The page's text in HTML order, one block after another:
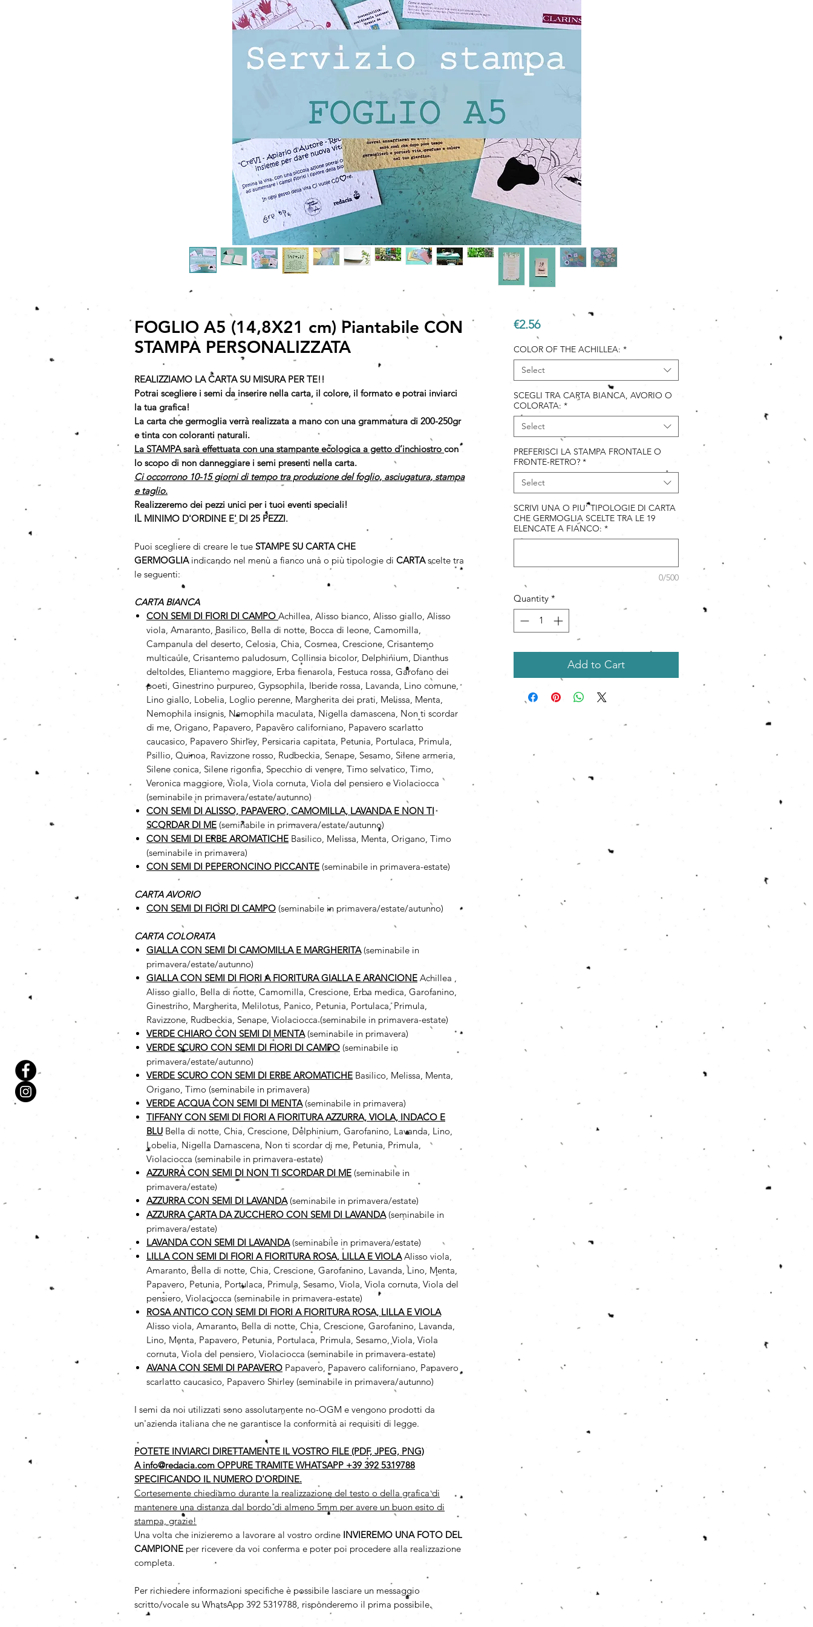
FOGLIO A5 (14,8X21 cm) Piantabile CON
STAMPA PERSONALIZZATA
REALIZZIAMO LA CARTA SU MISURA PER TE!!
Potrai scegliere i semi da inserire nella carta, il colore, il formato e potrai inviarci
la tua grafica!
La carta che germoglia verrà realizzata a mano con una grammatura di 200-250gr
e tinta con coloranti naturali.
La STAMPA sarà effettuata con una stampante ecologica a getto d’inchiostro con
lo scopo di non danneggiare i semi presenti nella carta.
Ci occorrono 10-15 giorni di tempo tra produzione del foglio, asciugatura, stampa
e taglio.
Realizzeremo dei pezzi unici per i tuoi eventi speciali!
IL MINIMO D'ORDINE E' DI 25 PEZZI.
Puoi scegliere di creare le tue STAMPE SU CARTA CHE
GERMOGLIAindicando nel menù a fianco una o più tipologie di CARTAscelte tra
le seguenti:
CARTA BIANCA
CON SEMI DI FIORI DI CAMPO Achillea, Alisso bianco, Alisso giallo, Alisso
viola, Amaranto, Basilico, Bella di notte, Bocca di leone, Camomilla,
Campanula del deserto, Celosia, Chia, Cosmea, Crescione, Crisantemo
multicaule, Crisantemo paludosum, Collinsia bicolor, Delphinium, Dianthus
deltoldes, Eliantemo maggiore, Erba fienarola, Festuca rossa, Garofano dei
poeti, Ginestrino purpureo, Gypsophila, Iberide rossa, Lavanda, Lino comune,
Lino giallo, Lobelia, Loglio perenne, Margherita dei prati, Melissa, Menta,
Nemophila insignis, Nemophila maculata, Nigella damascena, Non ti scordar
di me, Origano, Papavero, Papavero californiano, Papavero scarlatto
caucasico, Papavero Shirley, Persicaria capitata, Petunia, Portulaca, Primula,
Psillio, Quinoa, Ravizzone rosso, Rudbeckia, Senape, Sesamo, Silene armeria,
Silene conica, Silene rigonfia, Specchio di venere, Timo selvatico, Timo,
Veronica maggiore, Viola, Viola cornuta, Viola del pensiero e Violaciocca
(seminabile in primavera/estate/autunno)
CON SEMI DI ALISSO, PAPAVERO, CAMOMILLA, LAVANDA E NON TI
SCORDAR DI ME (seminabile in primavera/estate/autunno)
CON SEMI DI ERBE AROMATICHE Basilico, Melissa, Menta, Origano, Timo
(seminabile in primavera)
CON SEMI DI PEPERONCINO PICCANTE (seminabile in primavera-estate)
CARTA AVORIO
CON SEMI DI FIORI DI CAMPO (seminabile in primavera/estate/autunno)
CARTA COLORATA
GIALLA CON SEMI DI CAMOMILLA E MARGHERITA(seminabile in
primavera/estate/autunno)
GIALLA CON SEMI DI FIORI A FIORITURA GIALLA E ARANCIONE Achillea ,
Alisso giallo, Bella di notte, Camomilla, Crescione, Erba medica, Garofanino,
Ginestrino, Margherita, Melilotus, Panico, Petunia, Portulaca, Primula,
Ravizzone, Rudbeckia, Senape, Violaciocca (seminabile in primavera-estate)
VERDE CHIARO CON SEMI DI MENTA (seminabile in primavera)
VERDE SCURO CON SEMI DI FIORI DI CAMPO (seminabile in
primavera/estate/autunno)
VERDE SCURO CON SEMI DI ERBE AROMATICHE Basilico, Melissa, Menta,
Origano, Timo (seminabile in primavera)
VERDE ACQUA CON SEMI DI MENTA(seminabile in primavera)
TIFFANY CON SEMI DI FIORI A FIORITURA AZZURRA, VIOLA, INDACO E
BLU Bella di notte, Chia, Crescione, Delphinium, Garofanino, Lavanda, Lino,
Lobelia, Nigella Damascena, Non ti scordar di me, Petunia, Primula,
Violaciocca (seminabile in primavera-estate)
AZZURRA CON SEMI DI NON TI SCORDAR DI ME (seminabile in
primavera/estate)
AZZURRA CON SEMI DI LAVANDA(seminabile in primavera/estate)
AZZURRA CARTA DA ZUCCHERO CON SEMI DI LAVANDA(seminabile in
primavera/estate)
LAVANDA CON SEMI DI LAVANDA(seminabile in primavera/estate)
LILLA CON SEMI DI FIORI A FIORITURA ROSA, LILLA E VIOLAAlisso viola,
Amaranto, Bella di notte, Chia, Crescione, Garofanino, Lavanda, Lino, Menta,
Papavero, Petunia, Portulaca, Primula, Sesamo, Viola, Viola cornuta, Viola del
pensiero, Violaciocca (seminabile in primavera-estate)
ROSA ANTICO CON SEMI DI FIORI A FIORITURA ROSA, LILLA E VIOLA
Alisso viola, Amaranto, Bella di notte, Chia, Crescione, Garofanino, Lavanda,
Lino, Menta, Papavero, Petunia, Portulaca, Primula, Sesamo, Viola, Viola
cornuta, Viola del pensiero, Violaciocca (seminabile in primavera-estate)
AVANA CON SEMI DI PAPAVERO Papavero, Papavero californiano, Papavero
scarlatto caucasico, Papavero Shirley (seminabile in primavera/autunno)
I semi da noi utilizzati sono assolutamente no-OGM e vengono prodotti da
un'azienda italiana che ne garantisce la conformità ai requisiti di legge.
POTETE INVIARCI DIRETTAMENTE IL VOSTRO FILE (PDF, JPEG, PNG)
A info@redacia.com OPPURE TRAMITE WHATSAPP +39 392 5319788
SPECIFICANDO IL NUMERO D'ORDINE.
Cortesemente chiediamo durante la realizzazione del testo o della grafica di
mantenere una distanza dal bordo di almeno 5mm per avere un buon esito di
stampa, grazie!
Una volta che inizieremo a lavorare al vostro ordine INVIEREMO UNA FOTO DEL
CAMPIONE per ricevere da voi conferma e poter poi procedere alla realizzazione
completa.
Per richiedere informazioni specifiche è possibile lasciare un messaggio
scritto/vocale su WhatsApp 392 5319788, risponderemo il prima possibile.
€2.56Price
COLOR OF THE ACHILLEA: *
Select
SCEGLI TRA CARTA BIANCA, AVORIO O
COLORATA: *
Select
PREFERISCI LA STAMPA FRONTALE O
FRONTE-RETRO? *
Select
SCRIVI UNA O PIU' TIPOLOGIE DI CARTA
CHE GERMOGLIA SCELTE TRA LE 19
ELENCATE A FIANCO: *
0/500
Quantity *
Add to Cart